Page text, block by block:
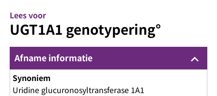
Lees voor
UGT1A1 genotypering°
Afname informatie keyboard_arrow_up
Synoniem
Uridine glucuronosyltransferase 1A1